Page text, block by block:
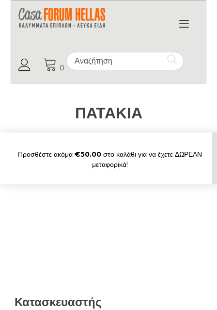
Ο Λογαριασμός μου
0
ΠΑΤΑΚΙΑ
Προσθέστε ακόμα €50.00στο καλάθι για να έχετε ΔΩΡΕΑΝ
μεταφορικά!
Κατασκευαστής